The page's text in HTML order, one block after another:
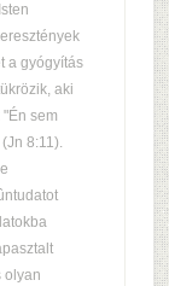
a gyógyítás
aki
sem
8:11).
olyan